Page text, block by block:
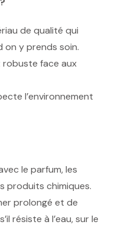
de qualité qui
on y prends soin.
robuste face aux
l’environnement
le parfum, les
produits chimiques.
prolongé et de
résiste à l’eau, sur le